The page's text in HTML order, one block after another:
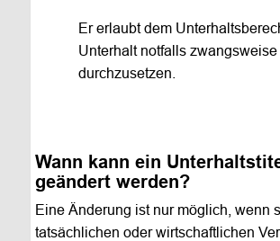
Er erlaubt dem
         Unterhalt notfalls zwangsweise
         durchzusetzen.
Wann kann ein
geändert werden?
Eine Änderung ist nur möglich, wenn
tatsächlichen oder wirtschaftlichen